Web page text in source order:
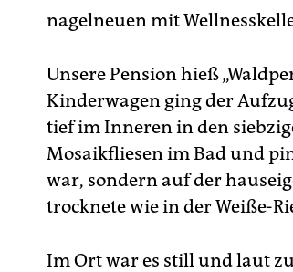
nagelneuen mit
Unsere Pension hieß
Kinderwagen ging der
tief im Inneren in den
Mosaikfliesen im Bad und
war, sondern auf der
trocknete wie in der Weiße-
Im Ort war es still und laut